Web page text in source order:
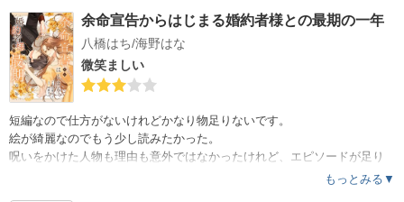
余命宣告からはじまる婚約者様との最期の一年
八橋はち/海野はな
微笑ましい
短編なので仕方がないけれどかなり物足りないです。
絵が綺麗なのでもう少し読みたかった。
呪いをかけた人物も理由も意外ではなかったけれど、エピソードが足り
もっとみる▼